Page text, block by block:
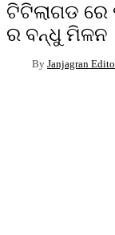
ଟିଟିଲାଗଡ ରେ
ର ବନ୍ଧୁ ମିଳନ
By Janjagran